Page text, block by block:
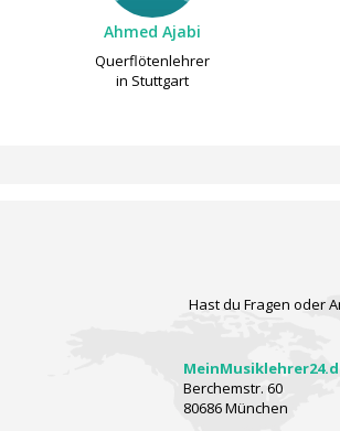
Ahmed Ajabi
Querflötenlehrer
in Stuttgart
Hast du Fragen oder
Berchemstr. 60
80686 München